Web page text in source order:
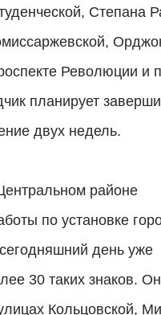
Степана
Революции и
планирует
двух недель.
районе
по установке
день уже
30 таких знаков.
Кольцовской,